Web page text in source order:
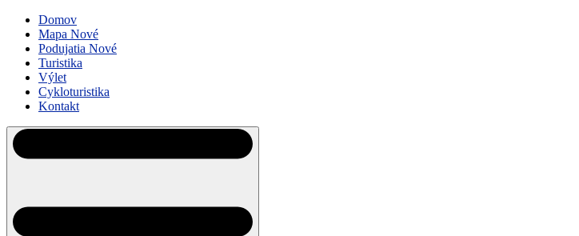
Domov
Mapa Nové
Podujatia Nové
Turistika
Výlet
Cykloturistika
Kontakt